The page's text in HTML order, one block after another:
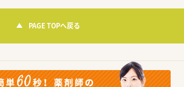
PAGE TOPへ戻る